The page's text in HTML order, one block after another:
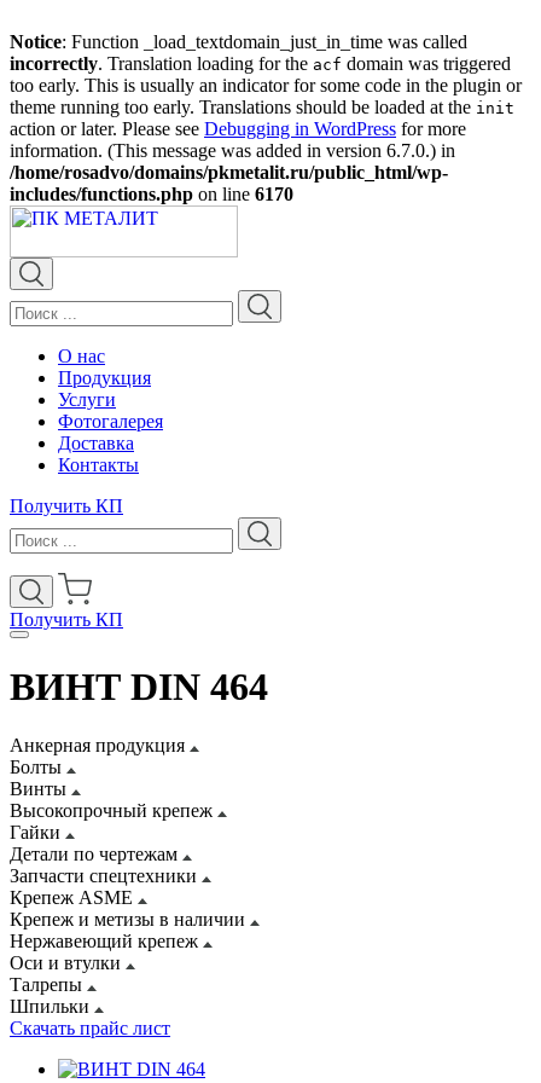
Notice: Function _load_textdomain_just_in_time was called
incorrectly. Translation loading for the acf domain was triggered
too early. This is usually an indicator for some code in the plugin or
theme running too early. Translations should be loaded at the init
action or later. Please see Debugging in WordPress for more
information. (This message was added in version 6.7.0.) in
/home/rosadvo/domains/pkmetalit.ru/public_html/wp-
includes/functions.php on line 6170
О нас
Продукция
Услуги
Фотогалерея
Доставка
Контакты
Получить КП
Получить КП
ВИНТ DIN 464
Анкерная продукция
Болты
Винты
Высокопрочный крепеж
Гайки
Детали по чертежам
Запчасти спецтехники
Крепеж ASME
Крепеж и метизы в наличии
Нержавеющий крепеж
Оси и втулки
Талрепы
Шпильки
Скачать прайс лист